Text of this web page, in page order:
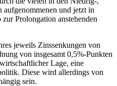
und jetzt in
Prolongation anstehenden
jeweils Zinssenkungen von
von insgesamt 0,5%-Punkten
Lage, eine
Diese wird allerdings von
sein.